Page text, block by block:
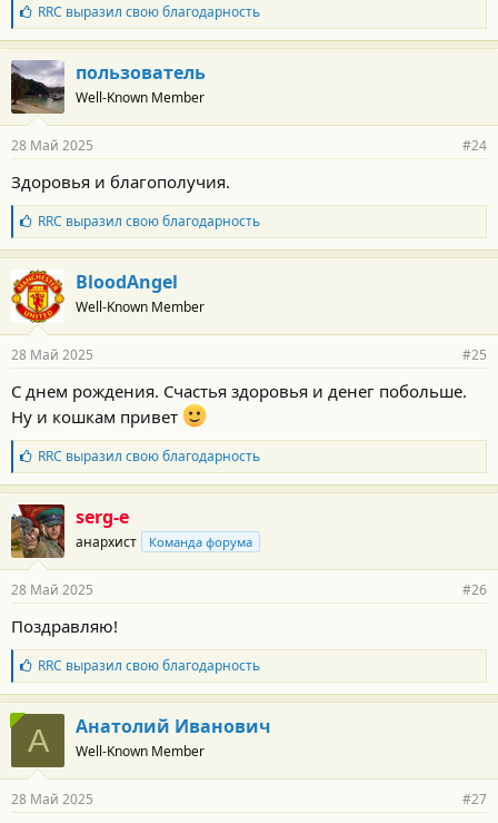
Б
л
а
г
о
д
а
н
с
т
и
:
RRC выразил свою благодарность
пользователь
Well-Known Member
28 Май 2025 #24
Здоровья и благополучия.
Б
л
а
г
о
д
а
н
с
т
:
RRC выразил свою благодарность
BloodAngel
Well-Known Member
28 Май 2025 #25
С днем рождения. Счастья здоровья и денег побольше.
Ну и кошкам привет
Б
л
а
г
о
д
а
н
с
т
и
:
RRC выразил свою благодарность
serg-e
анархист Команда форума
28 Май 2025 #26
Поздравляю!
Б
л
а
г
о
а
н
RRC выразил свою благодарность
А Анатолий Иванович
Well-Known Member
28 Май 2025 #27